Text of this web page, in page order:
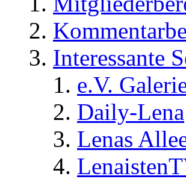
Interessante
e.V.
Daily-Lena
Lenas